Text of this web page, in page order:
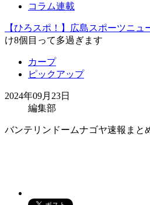
コラム連載
【ひろスポ！】広島スポーツニュ
け8個目って多過ぎます
カープ
ピックアップ
2024年09月23日
編集部
バンテリンドームナゴヤ速報ま